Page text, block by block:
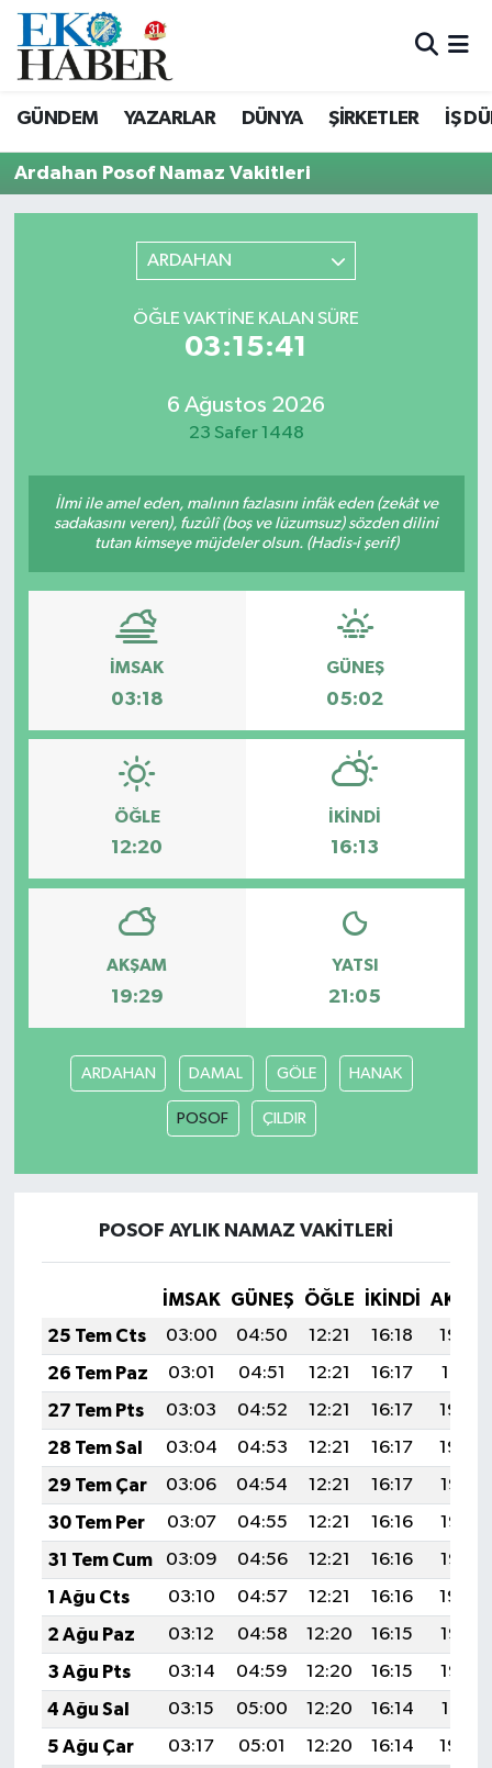
GÜNDEM YAZARLAR DÜNYA ŞİRKETLER İŞ
Ardahan Posof Namaz Vakitleri
ARDAHAN
ÖĞLE VAKTINE KALAN SÜRE
03:15:41
6 Ağustos 2026
23 Safer 1448
İlmi ile amel eden, malının fazlasını infâk eden (zekât ve
sadakasını veren), fuzûlî (boş ve lüzumsuz) sözden dilini
tutan kimseye müjdeler olsun. (Hadis-i şerif)
İMSAK
03:18
GÜNEŞ
05:02
ÖĞLE
12:20
İKINDI
16:13
AKŞAM
19:29
YATSI
21:05
ARDAHAN DAMAL GÖLE HANAK
POSOF ÇILDIR
POSOF AYLIK NAMAZ VAKITLERI
İMSAK GÜNEŞ ÖĞLE İKINDI
25 Tem Cts
03:00 04:50 12:21 16:18
19:42
26 Tem Paz
03:01 04:51 12:21 16:17
19:41
27 Tem Pts
03:03 04:52 12:21 16:17
19:40
28 Tem Sal
03:04 04:53 12:21 16:17
19:39
29 Tem Çar
03:06 04:54 12:21 16:17
19:38
30 Tem Per
03:07 04:55 12:21 16:16
19:37
31 Tem Cum
03:09 04:56 12:21 16:16
19:36
1 Ağu Cts
03:10 04:57 12:21 16:16
19:34
2 Ağu Paz
03:12 04:58 12:20 16:15
19:33
3 Ağu Pts
03:14 04:59 12:20 16:15
19:32
4 Ağu Sal
03:15 05:00 12:20 16:14
19:31
5 Ağu Çar
03:17 05:01 12:20 16:14
19:30
Hava Durumu
Süper Lig Puan Durumu ve Fikstür
Tüm Manşetler
Son Dakika Haberleri